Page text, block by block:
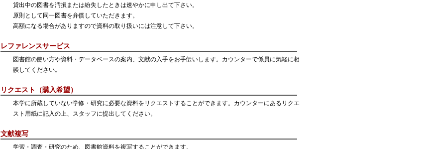
貸出中の図書を汚損または紛失したときは速やかに申し出て下さい。
原則として同一図書を弁償していただきます。
高額になる場合がありますので資料の取り扱いには注意して下さい。
レファレンスサービス
図書館の使い方や資料・データベースの案内、文献の入手をお手伝いします。カウンターで係員に気軽に相
談してください。
リクエスト（購入希望）
本学に所蔵していない学修・研究に必要な資料をリクエストすることができます。カウンターにあるリクエ
スト用紙に記入の上、スタッフに提出してください。
文献複写
学習・調査・研究のため、図書館資料を複写することができます。